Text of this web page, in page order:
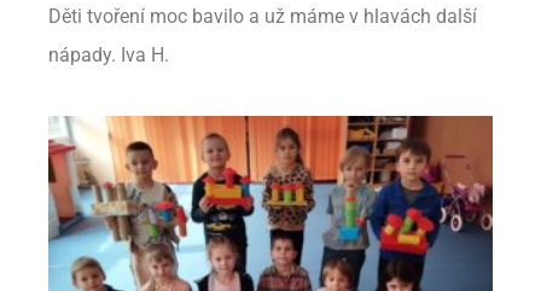
Děti tvoření moc bavilo a už máme v hlavách další
nápady. Iva H.